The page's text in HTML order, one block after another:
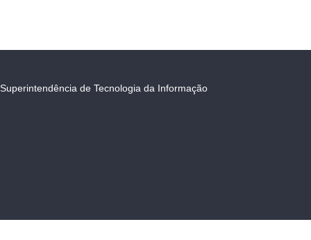
Superintendência de Tecnologia da Informação